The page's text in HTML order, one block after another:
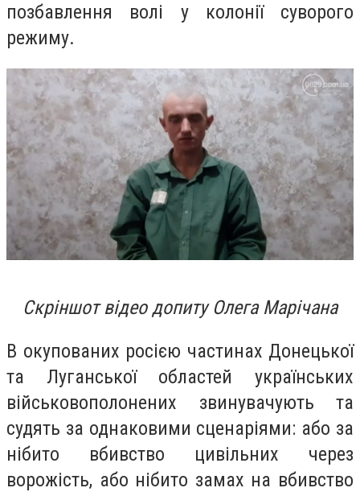
позбавлення волі у колонії суворого
режиму.
Скріншот відео допиту Олега Марічана
В окупованих росією частинах Донецької
та Луганської областей українських
військовополонених звинувачують та
судять за однаковими сценаріями: або за
нібито вбивство цивільних через
ворожість, або нібито замах на вбивство